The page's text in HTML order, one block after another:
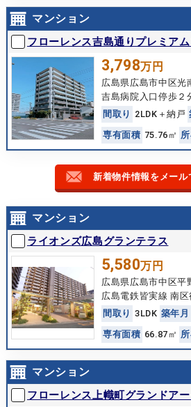
マンション
フローレンス吉島通りプレミア
3,798万円
広島県広島市中区光
吉島病院入口停歩２
間 取 り 2LDK＋納戸
専有面積 75.76㎡ 所
新着物件情報をメール
マンション
ライオンズ広島グランテラス
5,580万円
広島県広島市中区平
広島電鉄皆実線 南
間 取 り 3LDK 築年 月
専有面積 66.87㎡ 所
マンション
フローレンス上幟町グランドアー